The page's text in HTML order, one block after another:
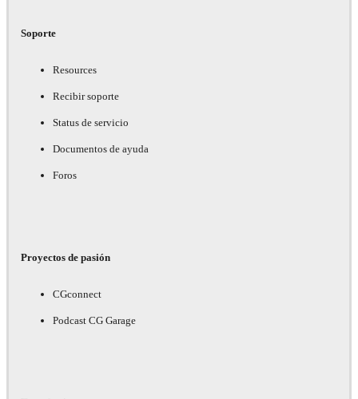
Soporte
Resources
Recibir soporte
Status de servicio
Documentos de ayuda
Foros
Proyectos de pasión
CGconnect
Podcast CG Garage